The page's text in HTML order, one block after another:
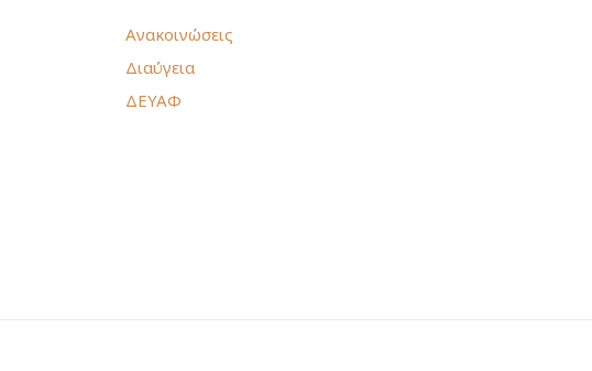
Ανακοινώσεις
Διαύγεια
ΔΕΥΑΦ